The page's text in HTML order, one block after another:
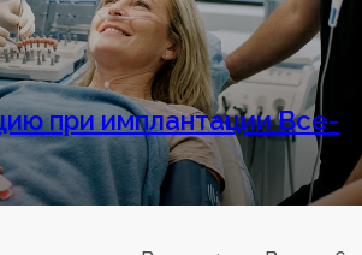
при имплантации Все-